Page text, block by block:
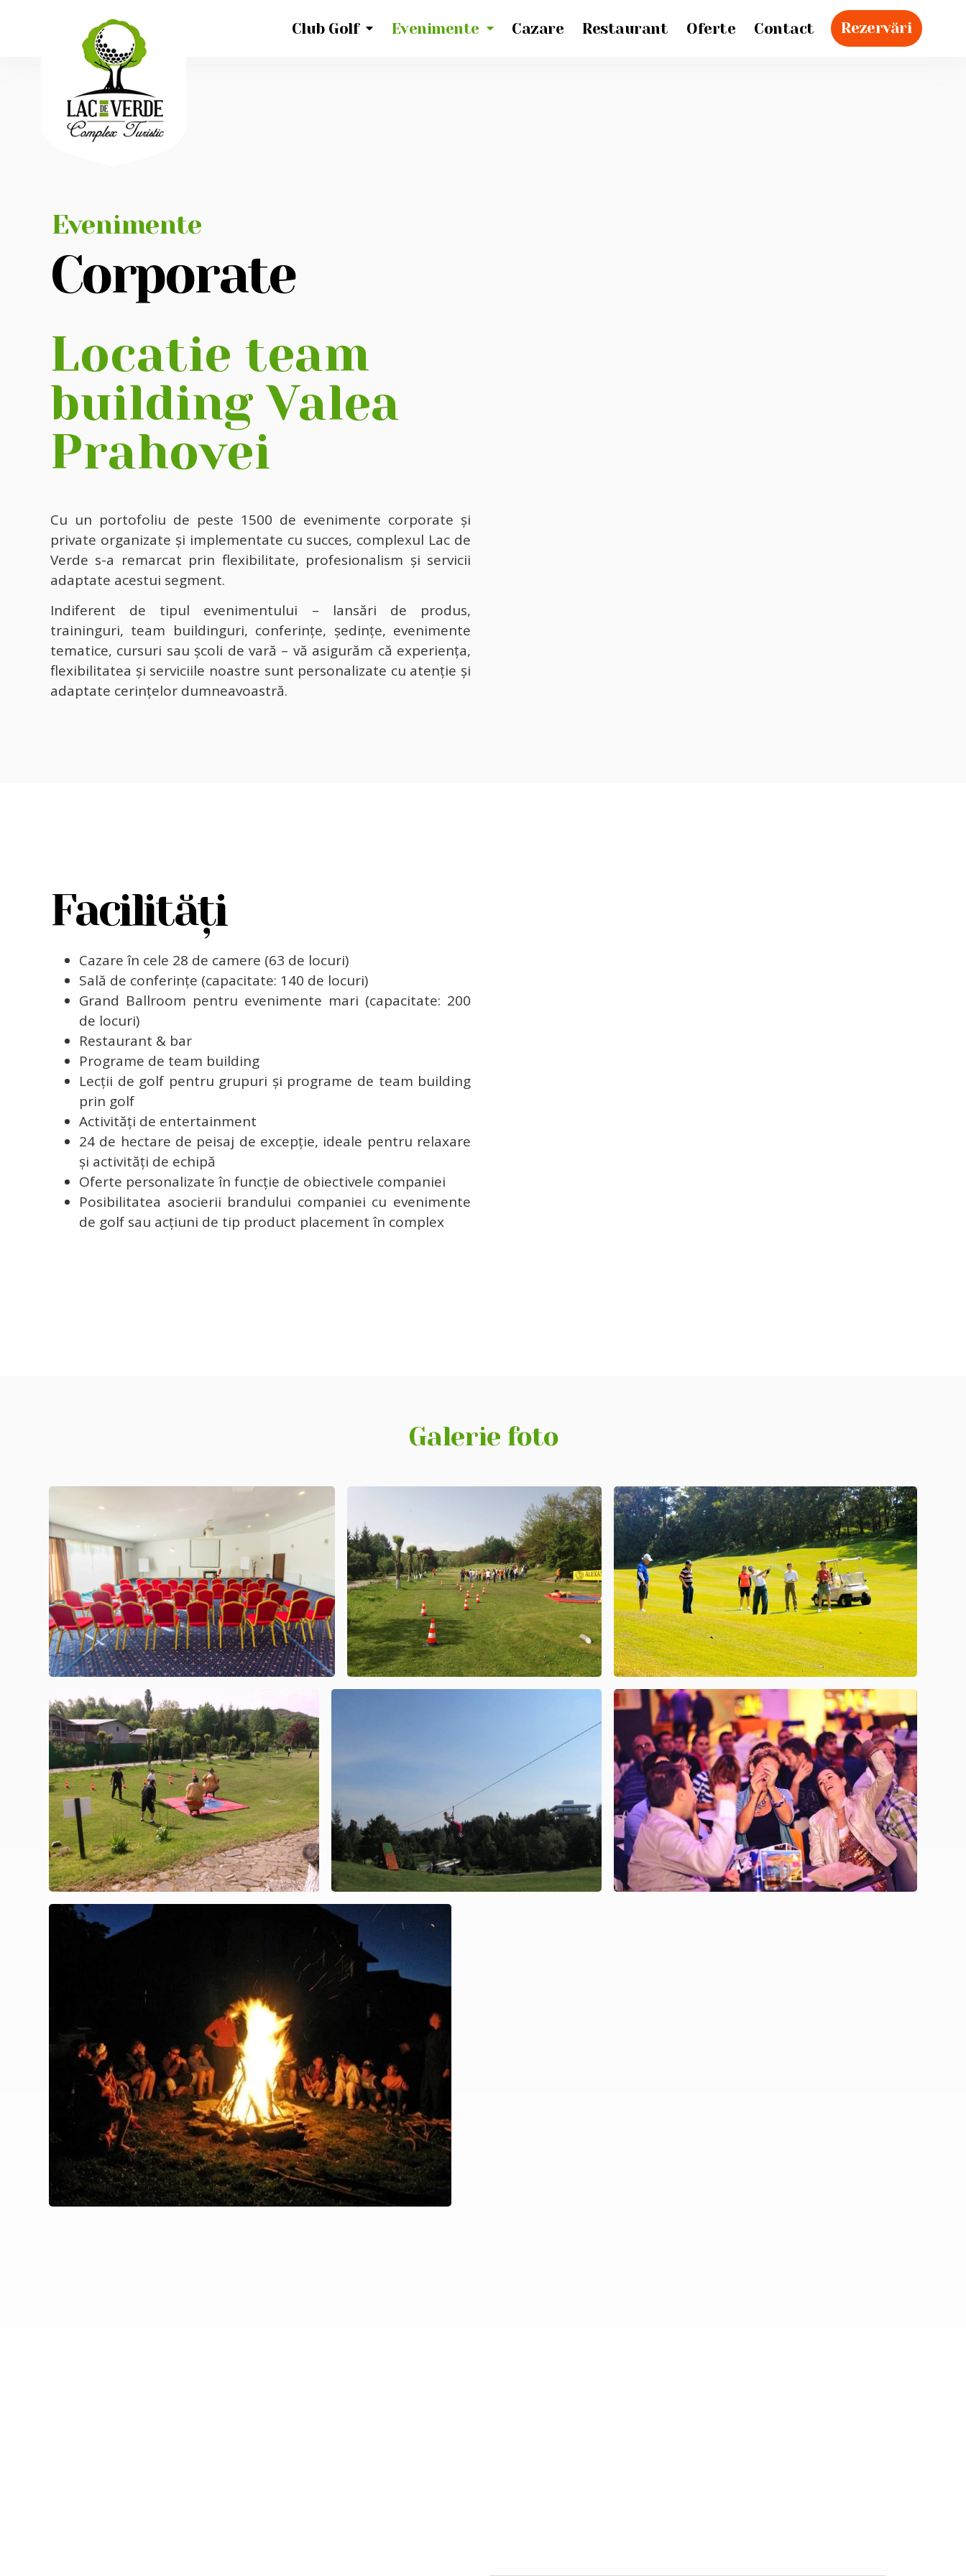
Club Golf Evenimente Cazare Restaurant Oferte Contact Rezervări
Evenimente
Corporate
Locatie team
building Valea
Prahovei
Cu un portofoliu de peste 1500 de evenimente corporate și
private organizate și implementate cu succes, complexul Lac de
Verde s-a remarcat prin flexibilitate, profesionalism și servicii
adaptate acestui segment.
Indiferent de tipul evenimentului – lansări de produs,
traininguri, team buildinguri, conferințe, ședințe, evenimente
tematice, cursuri sau școli de vară – vă asigurăm că experiența,
flexibilitatea și serviciile noastre sunt personalizate cu atenție și
adaptate cerințelor dumneavoastră.
Facilități
Cazare în cele 28 de camere (63 de locuri)
Sală de conferințe (capacitate: 140 de locuri)
Grand Ballroom pentru evenimente mari (capacitate: 200
de locuri)
Restaurant & bar
Programe de team building
Lecții de golf pentru grupuri și programe de team building
prin golf
Activități de entertainment
24 de hectare de peisaj de excepție, ideale pentru relaxare
și activități de echipă
Oferte personalizate în funcție de obiectivele companiei
Posibilitatea asocierii brandului companiei cu evenimente
de golf sau acțiuni de tip product placement în complex
Galerie foto